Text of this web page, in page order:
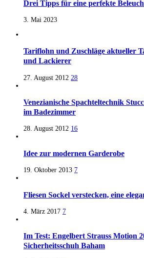
Drei Tipps für eine perfekte
3. Mai 2023
Tariflohn und Zuschläge aktueller
und Lackierer
27. August 2012 28
Venezianische Spachteltechnik
im Badezimmer
28. August 2012 16
Idee zur modernen Garderobe
19. Oktober 2013 7
Fliesen Sockel verstecken, eine
4. März 2017 7
Im Test: Engelbert Strauss Motion
Sicherheitsschuh Baham